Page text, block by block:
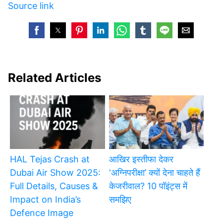
Source link
Related Articles
HAL Tejas Crash at
Dubai Air Show 2025:
Full Details, Causes &
Impact on India’s
Defence Image
आखिर इस्तीफा देकर
‘अग्निपरीक्षा’ क्यों देना चाहते हैं
केजरीवाल? 10 पॉइंट्स में
समझिए